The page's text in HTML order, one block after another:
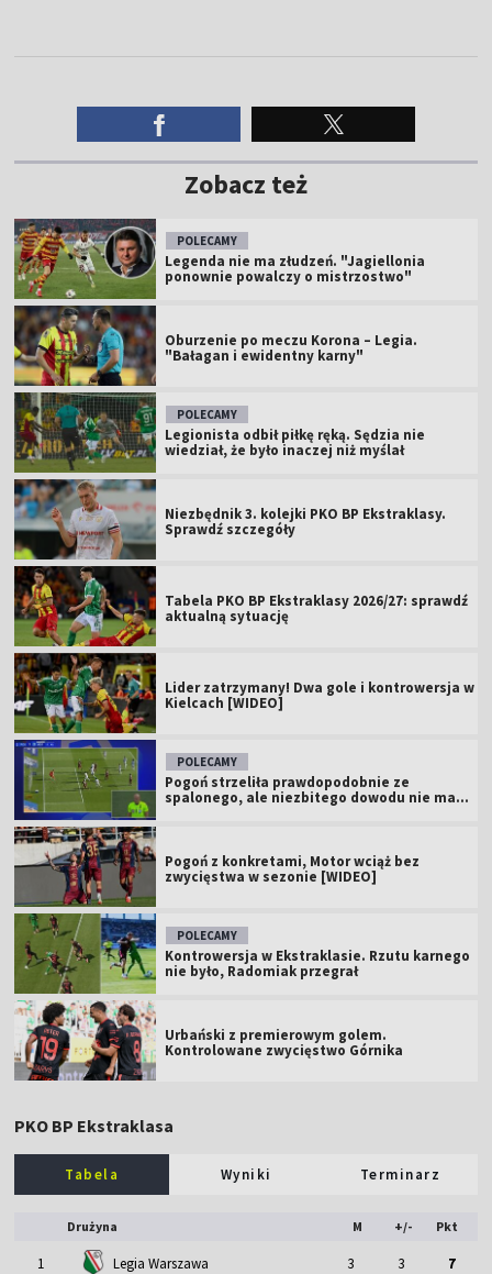
Zobacz też
POLECAMY
Legenda nie ma złudzeń. "Jagiellonia
ponownie powalczy o mistrzostwo"
Oburzenie po meczu Korona – Legia.
"Bałagan i ewidentny karny"
POLECAMY
Legionista odbił piłkę ręką. Sędzia nie
wiedział, że było inaczej niż myślał
Niezbędnik 3. kolejki PKO BP Ekstraklasy.
Sprawdź szczegóły
Tabela PKO BP Ekstraklasy 2026/27: sprawdź
aktualną sytuację
Lider zatrzymany! Dwa gole i kontrowersja w
Kielcach [WIDEO]
POLECAMY
Pogoń strzeliła prawdopodobnie ze
spalonego, ale niezbitego dowodu nie ma...
Pogoń z konkretami, Motor wciąż bez
zwycięstwa w sezonie [WIDEO]
POLECAMY
Kontrowersja w Ekstraklasie. Rzutu karnego
nie było, Radomiak przegrał
Urbański z premierowym golem.
Kontrolowane zwycięstwo Górnika
PKO BP Ekstraklasa
Tabela Wyniki Terminarz
Drużyna M +/- Pkt
1 Legia Warszawa 3 3 7